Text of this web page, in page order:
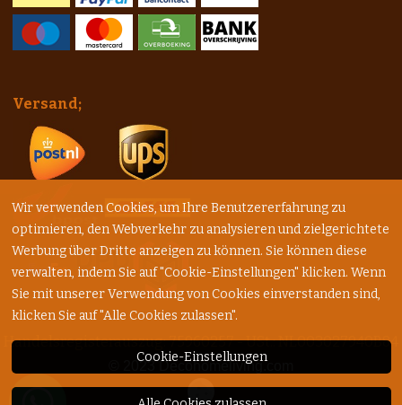
Versand;
Handelsregisterauszug: 75960257 - USt.: NL003027940B84
© 2023Decohomeliving.com
Wir verwenden Cookies, um Ihre Benutzererfahrung zu
optimieren, den Webverkehr zu analysieren und zielgerichtete
Werbung über Dritte anzeigen zu können. Sie können diese
verwalten, indem Sie auf "Cookie-Einstellungen" klicken. Wenn
Sie mit unserer Verwendung von Cookies einverstanden sind,
klicken Sie auf "Alle Cookies zulassen".
Cookie-Einstellungen